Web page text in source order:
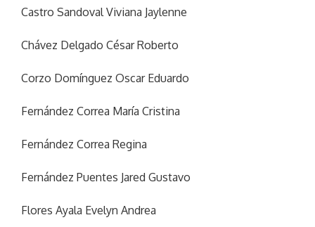
Castro Sandoval Viviana Jaylenne
Chávez Delgado César Roberto
Corzo Domínguez Oscar Eduardo
Fernández Correa María Cristina
Fernández Correa Regina
Fernández Puentes Jared Gustavo
Flores Ayala Evelyn Andrea